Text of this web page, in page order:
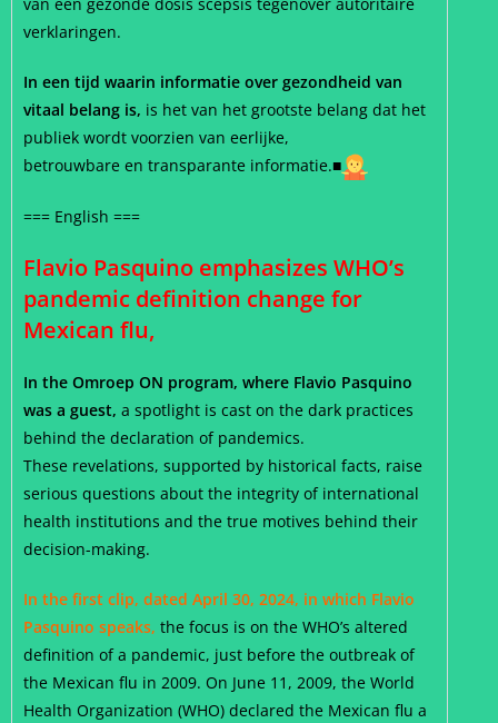
verklaringen.
In een tijd waarin informatie over gezondheid van
vitaal belang is, is het van het grootste belang dat het
publiek wordt voorzien van eerlijke,
betrouwbare en transparante informatie.■
=== English ===
Flavio Pasquino emphasizes WHO’s
pandemic definition change for
Mexican flu,
In the Omroep ON program, where Flavio Pasquino
was a guest, a spotlight is cast on the dark practices
behind the declaration of pandemics.
These revelations, supported by historical facts, raise
serious questions about the integrity of international
health institutions and the true motives behind their
decision-making.
In the first clip, dated April 30, 2024, in which Flavio
Pasquino speaks, the focus is on the WHO’s altered
definition of a pandemic, just before the outbreak of
the Mexican flu in 2009. On June 11, 2009, the World
Health Organization (WHO) declared the Mexican flu a